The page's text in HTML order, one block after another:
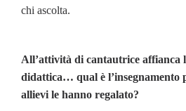
chi ascolta.
All’attività di cantautrice affianca
didattica… qual è l’insegnamento
allievi le hanno regalato?